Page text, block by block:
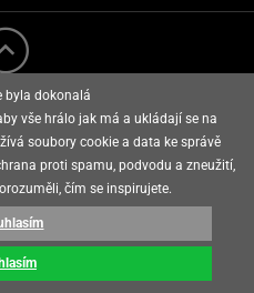
© 2008 - 2026
byla dokonalá
vše hrálo jak má a ukládají se na
soubory cookie a data ke správě
proti spamu, podvodu a zneužití,
čím se inspirujete.